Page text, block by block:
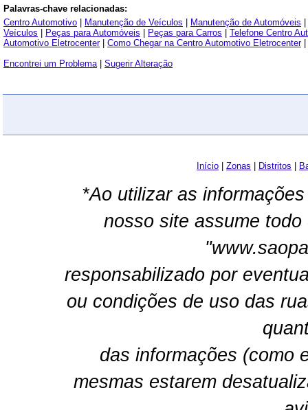
Palavras-chave relacionadas:
Centro Automotivo
Manutenção de Veículos Manutenção de Automóveis
Veículos
Peças para Automóveis Peças para Carros
Telefone Centro
Automotivo Eletrocenter| Como Chegar na Centro Automotivo Eletrocenter|
Encontrei um Problema| Sugerir Alteração
Início Zonas Distritos
*Ao utilizar as
nosso site assume
responsabilizado por
ou condições de uso das
das informações (como
mesmas estarem